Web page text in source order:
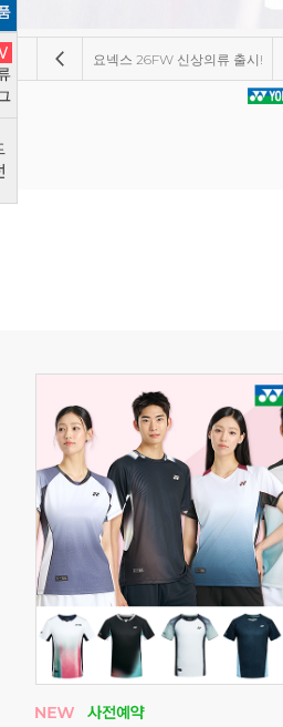
요넥스 26FW 신상의류 출시!